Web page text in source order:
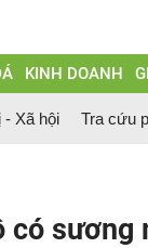
KINH DOANH
- Xã hội Tra cứu
có sương